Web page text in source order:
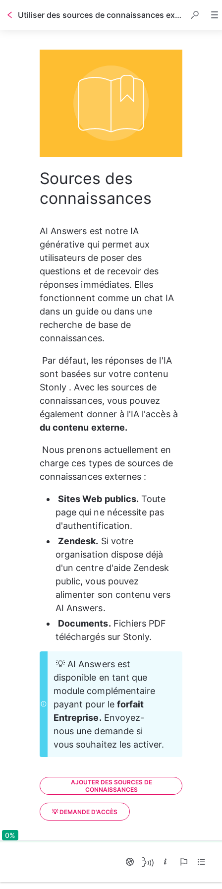
Utiliser des sources de connaissances externes pour AI Answers
Sources des
connaissances
AI Answers est notre IA
générative qui permet aux
utilisateurs de poser des
questions et de recevoir des
réponses immédiates. Elles
fonctionnent comme un chat IA
dans un guide ou dans une
recherche de base de
connaissances.
sont basées sur votre contenu
Stonly . Avec les sources de
connaissances, vous pouvez
également donner à l'IA l'accès à
du contenu externe.
charge ces types de sources de
connaissances externes :
Sites Web publics. Toute
page qui ne nécessite pas
d'authentification.
Zendesk. Si votre
organisation dispose déjà
d'un centre d'aide Zendesk
public, vous pouvez
alimenter son contenu vers
AI Answers.
Documents. Fichiers PDF
téléchargés sur Stonly.
💡 AI Answers est
disponible en tant que
module complémentaire
payant pour le forfait
Entreprise. Envoyez-
nous une demande si
vous souhaitez les activer.
AJOUTER DES SOURCES DE
CONNAISSANCES
💡 DEMANDE D'ACCÈS
0%